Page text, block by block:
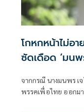
โกหกหน้าไม่อ
ซัดเดือด ‘มน
จากกรณี นางมนพร เ
พรรคเพื่อไทย ออกม